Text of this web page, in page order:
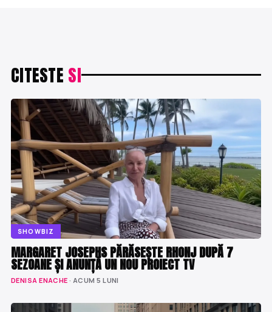
CITESTE SI
SHOWBIZ
MARGARET JOSEPHS PĂRĂSEȘTE RHONJ DUPĂ 7
SEZOANE ȘI ANUNȚĂ UN NOU PROIECT TV
DENISA ENACHE · ACUM 5 LUNI